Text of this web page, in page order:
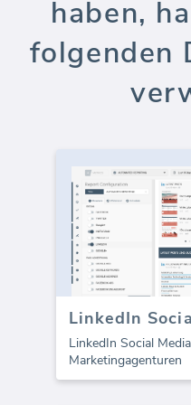
haben,
folgenden
LinkedIn Social
Marketingagenturen